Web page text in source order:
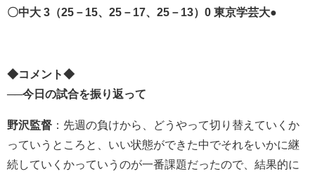
〇中大 3（25－15、25－17、25－13）0 東京学芸大●
◆コメント◆
──今日の試合を振り返って
野沢監督 ：先週の負けから、どうやって切り替えていくか
っていうところと、いい状態ができた中でそれをいかに継
続していくかっていうのが一番課題だったので、結果的に